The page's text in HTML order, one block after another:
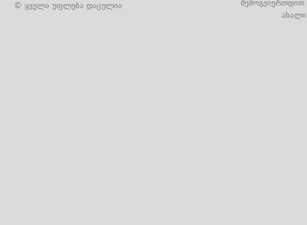
© ყველა უფლება დაცულია
შემოგვიერთდით
ახალი